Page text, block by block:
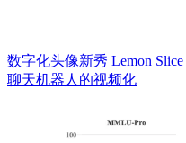
数字化头像新秀 Lemon
聊天机器人的视频化